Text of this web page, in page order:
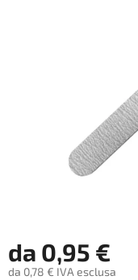
da 0,95 €
da 0,78 € IVA esclusa